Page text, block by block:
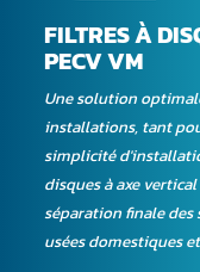
FILTRES À
PECV VM
Une solution
installations, tant
simplicité
disques à axe
séparation finale des
usées domestiques